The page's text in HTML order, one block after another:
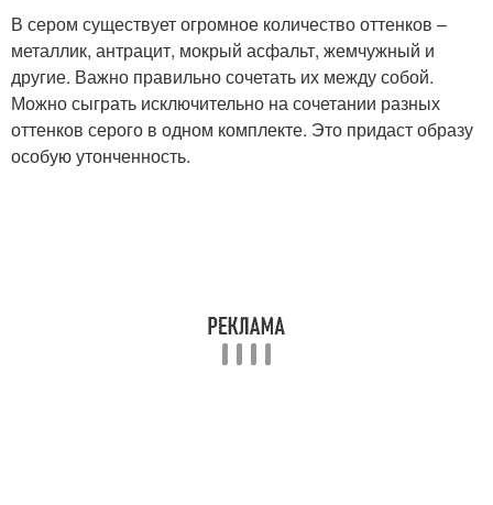
В сером существует огромное количество оттенков –
металлик, антрацит, мокрый асфальт, жемчужный и
другие. Важно правильно сочетать их между собой.
Можно сыграть исключительно на сочетании разных
оттенков серого в одном комплекте. Это придаст образу
особую утонченность.